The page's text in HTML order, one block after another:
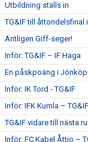
Utbildning ställs in
TG&IF till åttondelsfinal
Äntligen Giff-seger!
Inför: TG&IF – IF Haga
En påskpoäng i
Inför: IK Tord - TG&IF
Inför: IFK Kumla – TG&IF
TG&IF vidare till nästa
Inför: FC Kabel Åttio –